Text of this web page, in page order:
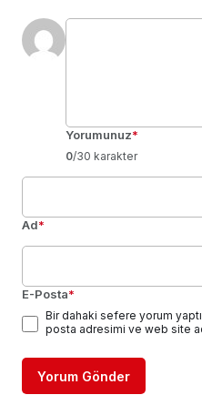
Yorumunuz*
0/30 karakter
Ad*
E-Posta*
Bir dahaki sefere yorum
posta adresimi ve web site
Yorum Gönder